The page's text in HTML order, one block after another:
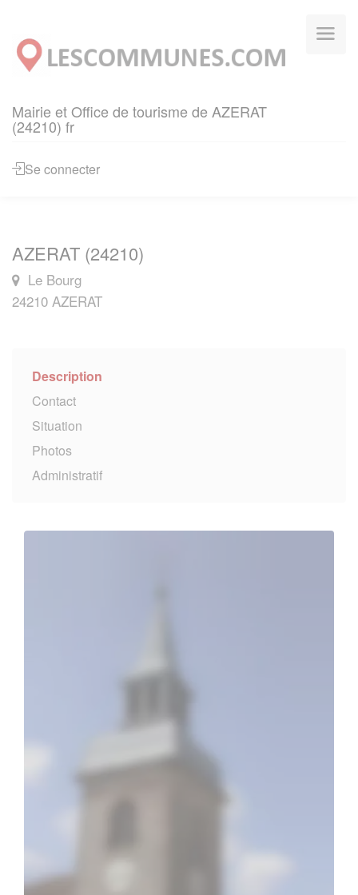
Mairie et Office de tourisme de AZERAT
(24210) fr
Se connecter
AZERAT (24210)
Le Bourg
24210 AZERAT
Description
Contact
Situation
Photos
Administratif